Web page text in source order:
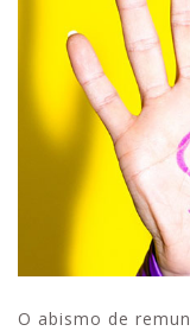
O abismo de